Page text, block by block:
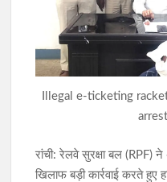
दूसरी सोमवारी से पहले देवघर
लिया जायजा
धनबाद : कुलपति को जमीन पर
मांगों पर लिखित आश्वासन के बाद थमा
Illegal e-ticketing
रांची: रेलवे सुरक्षा बल (RPF)
खिलाफ बड़ी कार्रवाई करते